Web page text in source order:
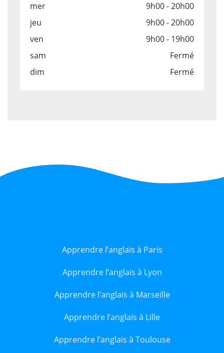
mer
9h00 - 20h00
jeu
9h00 - 20h00
ven
9h00 - 19h00
sam
Fermé
dim
Fermé
Apprendre l’anglais à Paris
Apprendre l’anglais à Lyon
Apprendre l’anglais à Marseille
Apprendre l’anglais à Lille
Apprendre l’anglais à Toulouse